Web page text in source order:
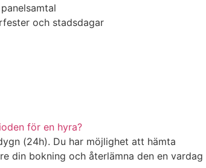
och stadsdagar
för en hyra?
(24h). Du har möjlighet att hämta
din bokning och återlämna den en vardag